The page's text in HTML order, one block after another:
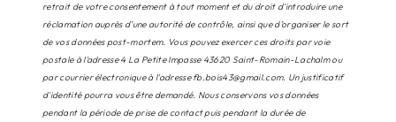
retrait de votre consentement à tout moment et du droit d’introduire une
réclamation auprès d’une autorité de contrôle, ainsi que d’organiser le sort
de vos données post-mortem. Vous pouvez exercer ces droits par voie
postale à l'adresse 4 La Petite Impasse 43620 Saint-Romain-Lachalm ou
par courrier électronique à l'adresse fb.bois43@gmail.com. Un justificatif
d'identité pourra vous être demandé. Nous conservons vos données
pendant la période de prise de contact puis pendant la durée de